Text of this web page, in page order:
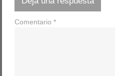
Comentario*